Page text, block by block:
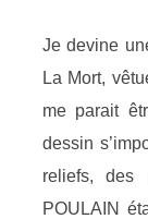
Je devine
La Mort,
me parait
dessin
reliefs, des
POULAIN